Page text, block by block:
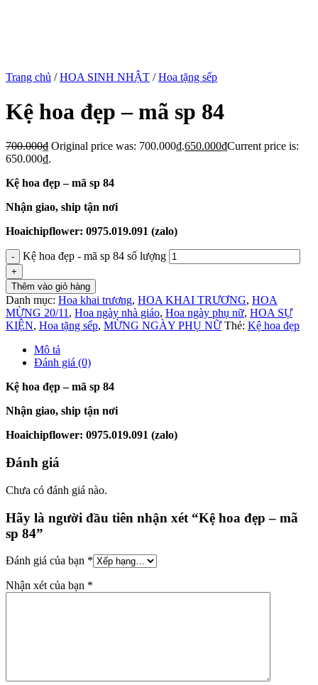
Trang chủ / HOA SINH NHẬT / Hoa tặng sếp
Kệ hoa đẹp – mã sp 84
700.000₫ Original price was: 700.000₫.650.000₫Current price is:
650.000₫.
Kệ hoa đẹp – mã sp 84
Nhận giao, ship tận nơi
Hoaichipflower: 0975.019.091 (zalo)
Kệ hoa đẹp - mã sp 84 số lượng
Thêm vào giỏ hàng
Danh mục: Hoa khai trương, HOA KHAI TRƯƠNG, HOA
MỪNG 20/11, Hoa ngày nhà giáo, Hoa ngày phụ nữ, HOA SỰ
KIỆN, Hoa tặng sếp, MỪNG NGÀY PHỤ NỮ Thẻ: Kệ hoa đẹp
Mô tả
Đánh giá (0)
Kệ hoa đẹp – mã sp 84
Nhận giao, ship tận nơi
Hoaichipflower: 0975.019.091 (zalo)
Đánh giá
Chưa có đánh giá nào.
Hãy là người đầu tiên nhận xét “Kệ hoa đẹp – mã
sp 84”
Đánh giá của bạn *
Nhận xét của bạn *